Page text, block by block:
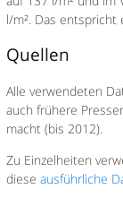
l/m². Das entspricht
Quellen
Alle verwendeten
auch frühere
macht (bis 2012).
Zu Einzelheiten
dieseausführliche